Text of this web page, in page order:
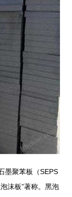
墨聚苯板（SEPS
沫板”著称。黑泡